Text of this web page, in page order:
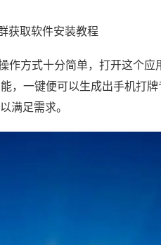
获取软件安装教程
作方式十分简单，打开这个
，一键便可以生成出手机打
满足需求。